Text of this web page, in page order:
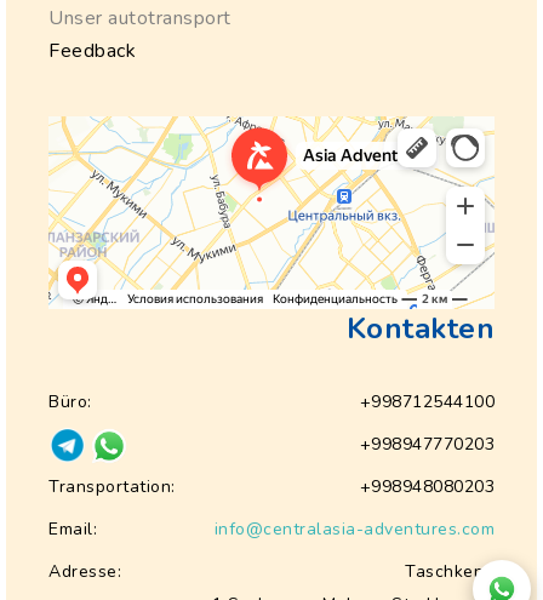
Unser autotransport
Feedback
Kontakten
Büro:
+998712544100
+998947770203
Transportation:
+998948080203
Email:
info@centralasia-adventures.com
Adresse:
Taschkent,